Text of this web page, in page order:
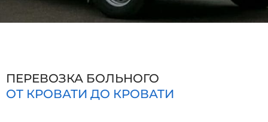
ПЕРЕВОЗКА БОЛЬНОГО
ОТ КРОВАТИ ДО КРОВАТИ